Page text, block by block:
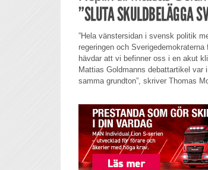
”SLUTA SKULDBELÄGGA
”Hela vänstersidan i svensk politik
regeringen och
hävdar att vi befinner oss i en akut
Mattias Goldmanns debattartikel
samma grundton”, skriver Thomas